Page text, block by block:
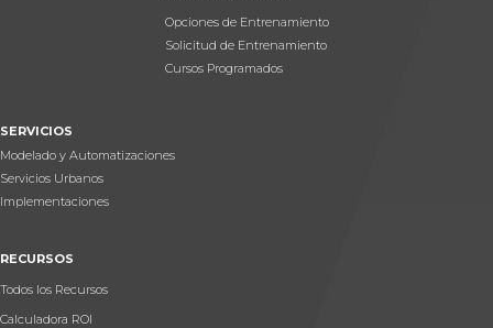
Opciones de Entrenamiento
Solicitud de Entrenamiento
Cursos Programados
SERVICIOS
Modelado y Automatizaciones
Servicios Urbanos
Implementaciones
RECURSOS
Todos los Recursos
Calculadora ROI